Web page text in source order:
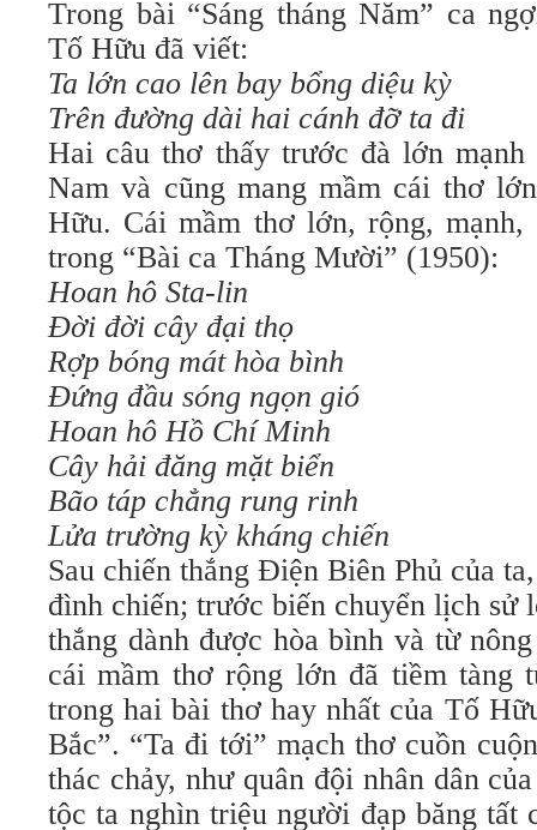
Trong bài “Sáng tháng Năm” ca
Tố Hữu đã viết:
Ta lớn cao lên bay bổng diệu kỳ
Trên đường dài hai cánh đỡ ta đi
Hai câu thơ thấy trước đà lớn mạnh
Nam và cũng mang mầm cái thơ
Hữu. Cái mầm thơ lớn, rộng,
trong “Bài ca Tháng Mười” (1950):
Hoan hô Sta-lin
Ðời đời cây đại thọ
Rợp bóng mát hòa bình
Ðứng đầu sóng ngọn gió
Hoan hô Hồ Chí Minh
Cây hải đăng mặt biển
Bão táp chẳng rung rinh
Lửa trường kỳ kháng chiến
Sau chiến thắng Ðiện Biên Phủ của
đình chiến; trước biến chuyển lịch sử
thắng dành được hòa bình và từ
cái mầm thơ rộng lớn đã tiềm tàng
trong hai bài thơ hay nhất của Tố
Bắc”. “Ta đi tới” mạch thơ cuồn
thác chảy, như quân đội nhân dân
tộc ta nghìn triệu người đạp băng tất